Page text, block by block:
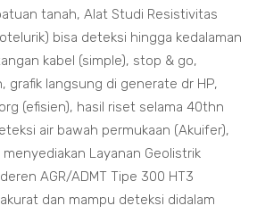
tanah, Alat Studi Resistivitas
bisa deteksi hingga kedalaman
kabel (simple), stop & go,
grafik langsung di generate dr HP,
(efisien), hasil riset selama 40thn
air bawah permukaan (Akuifer),
Layanan Geolistrik
AGR/ADMT Tipe 300 HT3
dan mampu deteksi didalam